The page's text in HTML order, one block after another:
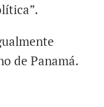
de Panamá.